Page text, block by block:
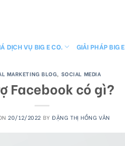
DỊCH VỤ BIG E CO. GIẢI PHÁP BIG E
MARKETING BLOG, SOCIAL MEDIA
Facebook có gì?
20/12/2022 BYĐẶNG THỊ HỒNG VÂN